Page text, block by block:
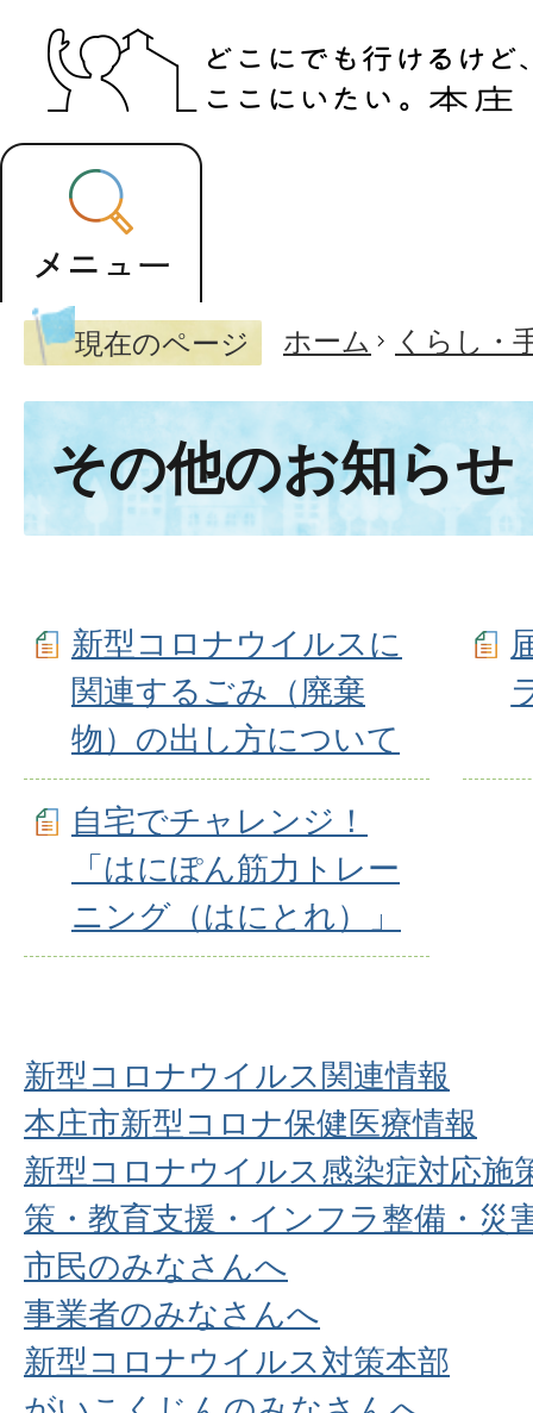
現在のページ ホーム くらし・
その他のお知らせ
新型コロナウイルスに
関連するごみ（廃棄
物）の出し方について
自宅でチャレンジ！
「はにぽん筋力トレー
ニング（はにとれ）」
新型コロナウイルス関連情報
本庄市新型コロナ保健医療情報
新型コロナウイルス感染症対応施
策・教育支援・インフラ整備・災
市民のみなさんへ
事業者のみなさんへ
新型コロナウイルス対策本部